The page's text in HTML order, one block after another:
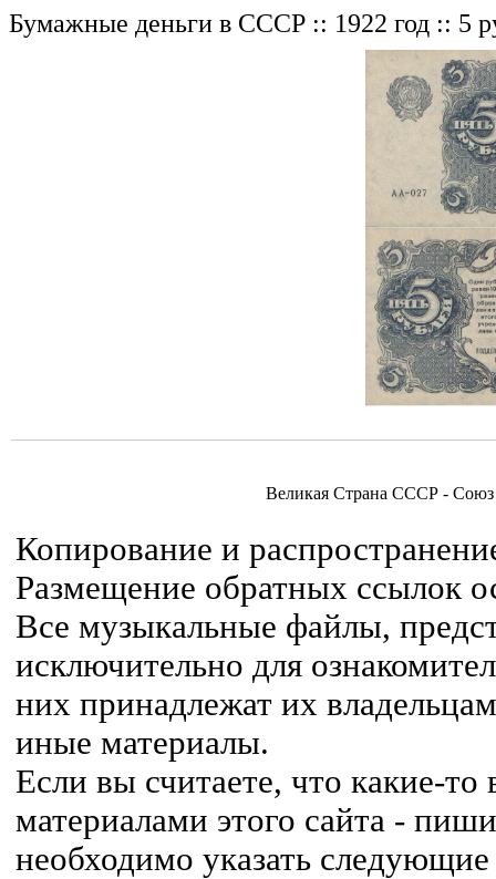
Бумажные деньги в СССР :: 1922 год :: 5
Великая Страна СССР - Союз
Копирование и
Размещение обратных ссылок
Все музыкальные файлы,
исключительно для
них принадлежат их
иные материалы.
Если вы считаете, что какие-
материалами этого сайта -
необходимо указать